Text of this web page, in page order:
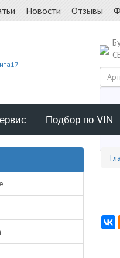
Новости Отзывы
Подбор по VIN